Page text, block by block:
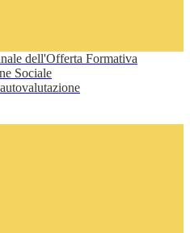
dell'Offerta Formativa
Sociale